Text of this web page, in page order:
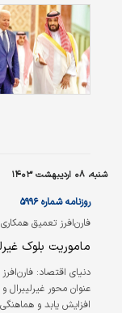
شنبه، ۰۸ اردیبهشت ۱۴۰۳
فارن‌افرز تعمیق
روزنامه شماره ۵۹۹۶
ماموریت بلوک
دنیای اقتصاد:
عنوان محور غیرلیبرال
افزایش یابد و